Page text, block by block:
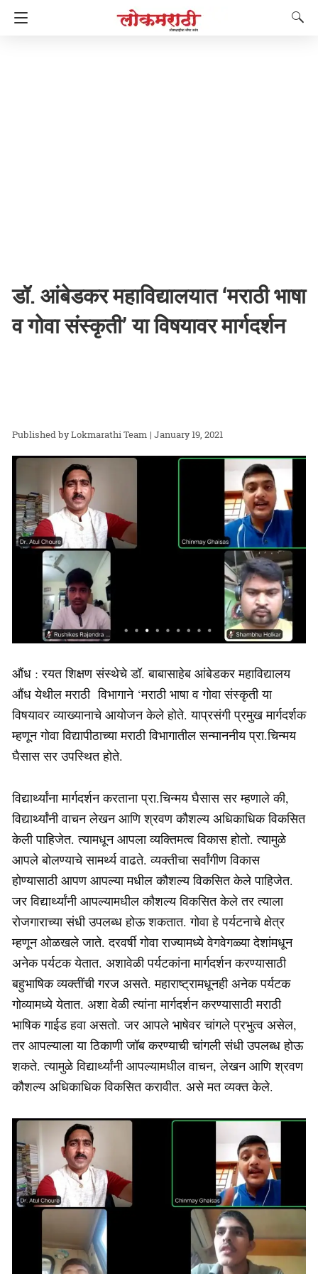
डॉ. आंबेडकर महाविद्यालयात ‘मराठी भाषा
व गोवा संस्कृती’ या विषयावर मार्गदर्शन
Lokmarathi Team | January 19, 2021
औंध : रयत शिक्षण संस्थेचे डॉ. बाबासाहेब आंबेडकर महाविद्यालय
औंध येथील मराठी विभागाने ‘मराठी भाषा व गोवा संस्कृती या
विषयावर व्याख्यानाचे आयोजन केले होते. याप्रसंगी प्रमुख मार्गदर्शक
म्हणून गोवा विद्यापीठाच्या मराठी विभागातील सन्माननीय प्रा.चिन्मय
घैसास सर उपस्थित होते.
विद्यार्थ्यांना मार्गदर्शन करताना प्रा.चिन्मय घैसास सर म्हणाले की,
विद्यार्थ्यांनी वाचन लेखन आणि श्रवण कौशल्य अधिकाधिक विकसित
केली पाहिजेत. त्यामधून आपला व्यक्तिमत्व विकास होतो. त्यामुळे
आपले बोलण्याचे सामर्थ्य वाढते. व्यक्तीचा सर्वांगीण विकास
होण्यासाठी आपण आपल्या मधील कौशल्य विकसित केले पाहिजेत.
जर विद्यार्थ्यांनी आपल्यामधील कौशल्य विकसित केले तर त्याला
रोजगाराच्या संधी उपलब्ध होऊ शकतात. गोवा हे पर्यटनाचे क्षेत्र
म्हणून ओळखले जाते. दरवर्षी गोवा राज्यामध्ये वेगवेगळ्या देशांमधून
अनेक पर्यटक येतात. अशावेळी पर्यटकांना मार्गदर्शन करण्यासाठी
बहुभाषिक व्यक्तींची गरज असते. महाराष्ट्रामधूनही अनेक पर्यटक
गोव्यामध्ये येतात. अशा वेळी त्यांना मार्गदर्शन करण्यासाठी मराठी
भाषिक गाईड हवा असतो. जर आपले भाषेवर चांगले प्रभुत्व असेल,
तर आपल्याला या ठिकाणी जॉब करण्याची चांगली संधी उपलब्ध होऊ
शकते. त्यामुळे विद्यार्थ्यांनी आपल्यामधील वाचन, लेखन आणि श्रवण
कौशल्य अधिकाधिक विकसित करावीत. असे मत व्यक्त केले.